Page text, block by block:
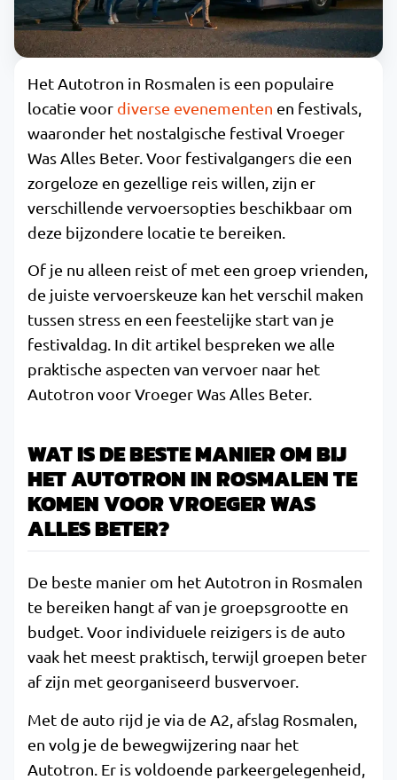
Het Autotron in Rosmalen is een populaire
locatie voor diverse evenementen en festivals,
waaronder het nostalgische festival Vroeger
Was Alles Beter. Voor festivalgangers die een
zorgeloze en gezellige reis willen, zijn er
verschillende vervoersopties beschikbaar om
deze bijzondere locatie te bereiken.
Of je nu alleen reist of met een groep vrienden,
de juiste vervoerskeuze kan het verschil maken
tussen stress en een feestelijke start van je
festivaldag. In dit artikel bespreken we alle
praktische aspecten van vervoer naar het
Autotron voor Vroeger Was Alles Beter.
WAT IS DE BESTE MANIER OM BIJ
HET AUTOTRON IN ROSMALEN TE
KOMEN VOOR VROEGER WAS
ALLES BETER?
De beste manier om het Autotron in Rosmalen
te bereiken hangt af van je groepsgrootte en
budget. Voor individuele reizigers is de auto
vaak het meest praktisch, terwijl groepen beter
af zijn met georganiseerd busvervoer.
Met de auto rijd je via de A2, afslag Rosmalen,
en volg je de bewegwijzering naar het
Autotron. Er is voldoende parkeergelegenheid,